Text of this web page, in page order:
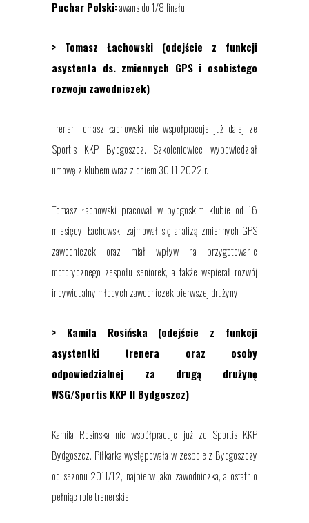
Puchar Polski:awans do 1/8 finału
> Tomasz Łachowski (odejście z funkcji
asystenta ds. zmiennych GPS i osobistego
rozwoju zawodniczek)
Trener Tomasz Łachowski nie współpracuje już dalej ze
Sportis KKP Bydgoszcz. Szkoleniowiec wypowiedział
umowę z klubem wraz z dniem 30.11.2022 r.
Tomasz Łachowski pracował w bydgoskim klubie od 16
miesięcy. Łachowski zajmował sięanalizą zmiennych GPS
zawodniczek oraz miał wpływ na przygotowanie
motorycznego zespołu seniorek, a także wspierał rozwój
indywidualny młodych zawodniczek pierwszej drużyny.
> Kamila Rosińska (odejście z funkcji
asystentki trenera oraz osoby
odpowiedzialnej za drugą drużynę
WSG/Sportis KKP II Bydgoszcz)
Kamila Rosińska nie współpracuje jużze Sportis KKP
Bydgoszcz. Piłkarka występowała w zespole z Bydgoszczy
od sezonu 2011/12, najpierw jako zawodniczka, a ostatnio
pełniąc role trenerskie.